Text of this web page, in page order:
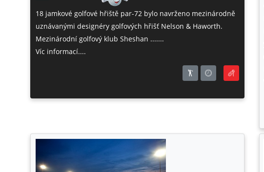
18 jamkové golfové hřiště par-72 bylo navrženo mezinárodně
uznávanými designéry golfových hřišť Nelson & Haworth.
Mezinárodní golfový klub Sheshan .......
Víc informací....